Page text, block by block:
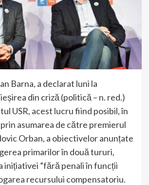
Barna, a declarat luni la
din criză (politică – n. red.)
USR, acest lucru fiind posibil, în
asumarea de către premierul
Orban, a obiectivelor anunțate
primarilor în două tururi,
inițiativei ”fără penali în funcții
recursului compensatoriu.